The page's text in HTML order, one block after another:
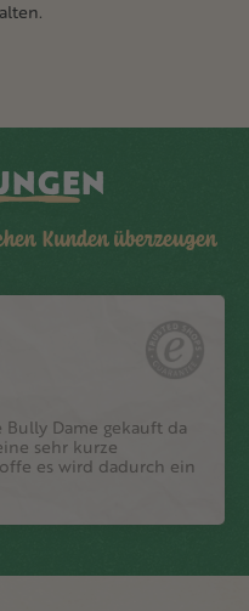
Kunden überzeugen
Dame gekauft da
sehr kurze
es wird dadurch ein